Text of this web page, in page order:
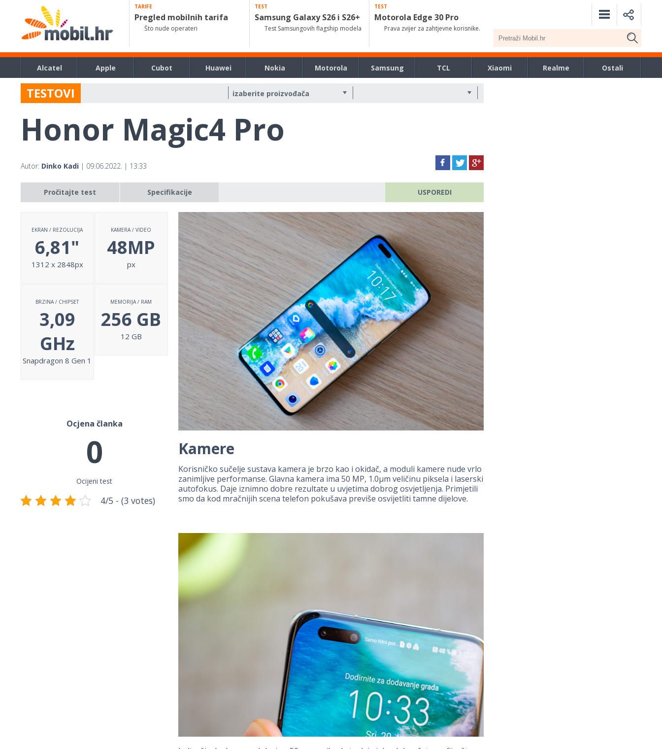
TARIFE
Pregled mobilnih tarifa
Što nude operateri
TEST
Samsung Galaxy S26 i S26+
Test Samsungovih flagship modela
TEST
Motorola Edge 30 Pro
Prava zvijer za zahtjevne korisnike.
Alcatel Apple Cubot Huawei Nokia Motorola Samsung TCL Xiaomi Realme Ostali
TESTOVI
Honor Magic4 Pro
Autor: Dinko Kadi | 09.06.2022. | 13:33
Pročitajte test Specifikacije USPOREDI
EKRAN / REZOLUCIJA
6,81"
1312 x 2848px
KAMERA / VIDEO
48MP
px
BRZINA / CHIPSET
3,09
GHz
Snapdragon 8 Gen 1
MEMORIJA / RAM
256 GB
12 GB
Ocjena članka
0
Ocijeni test
4/5 - (3 votes)
Kamere
Korisničko sučelje sustava kamera je brzo kao i okidač, a moduli kamere nude vrlo
zanimljive performanse. Glavna kamera ima 50 MP, 1.0µm veličinu piksela i laserski
autofokus. Daje iznimno dobre rezultate u uvjetima dobrog osvjetljenja. Primjetili
smo da kod mračnijih scena telefon pokušava previše osvijetliti tamne dijelove.